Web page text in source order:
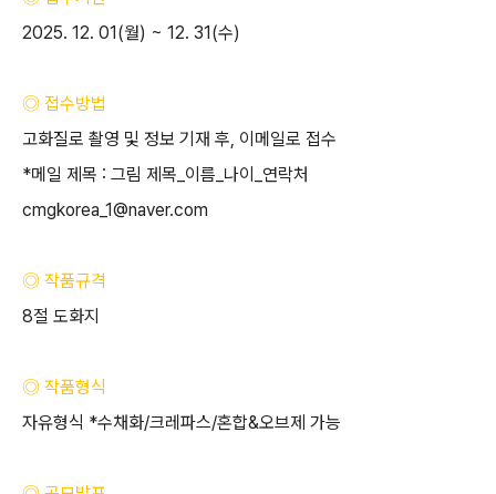
2025. 12. 01(월) ~ 12. 31(수)
◎ 접수방법
고화질로 촬영 및 정보 기재 후, 이메일로 접수
*메일 제목 : 그림 제목 이름 나이
연락처
cmgkorea_1@naver.com
◎ 작품규격
8절 도화지
◎ 작품형식
자유형식 *수채화/크레파스/혼합&오브제 가능